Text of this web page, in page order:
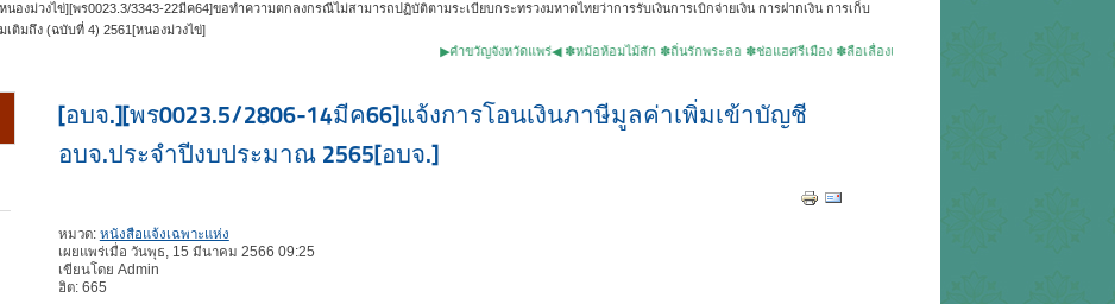
นองม่วงไข่][พร0023.3/3343-22มีค64]ขอทำความตกลงกรณีไม่สามารถปฏิบัติตามระเบียบกระทรวงมหาดไทยว่าการรับเงินการเบิกจ่ายเงิน การฝากเงิน การเก็บ
เติมถึง (ฉบับที่ 4) 2561[หนองม่วงไข่]
▶คำขวัญจังหวัดแพร่◀ ✽หม้อห้อมไม้สัก ✽ถิ่นรักพระลอ ✽ช่อแฮศรีเมือง ✽ลือเลื่องแพะเมืองผี ✽คนแพร่นี้ใจงาม ▶ยินดีต้อนรับเข้าสู่เ
[อบจ.][พร0023.5/2806-14มีค66]แจ้งการโอนเงินภาษีมูลค่าเพิ่มเข้าบัญชี
อบจ.ประจำปีงบประมาณ 2565[อบจ.]
หมวด: หนังสือแจ้งเฉพาะแห่ง
เผยแพร่เมื่อ วันพุธ, 15 มีนาคม 2566 09:25
เขียนโดย Admin
ฮิต: 665